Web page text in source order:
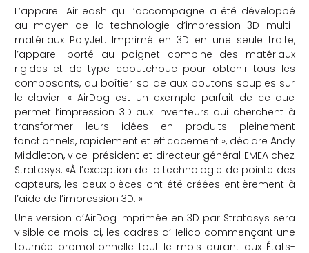
L’appareil AirLeash qui l’accompagne a été développé
au moyen de la technologie d’impression 3D multi-
matériaux PolyJet. Imprimé en 3D en une seule traite,
l’appareil porté au poignet combine des matériaux
rigides et de type caoutchouc pour obtenir tous les
composants, du boîtier solide aux boutons souples sur
le clavier. « AirDog est un exemple parfait de ce que
permet l’impression 3D aux inventeurs qui cherchent à
transformer leurs idées en produits pleinement
fonctionnels, rapidement et efficacement », déclare Andy
Middleton, vice-président et directeur général EMEA chez
Stratasys. «À l’exception de la technologie de pointe des
capteurs, les deux pièces ont été créées entièrement à
l’aide de l’impression 3D. »
Une version d’AirDog imprimée en 3D par Stratasys sera
visible ce mois-ci, les cadres d’Helico commençant une
tournée promotionnelle tout le mois durant aux États-